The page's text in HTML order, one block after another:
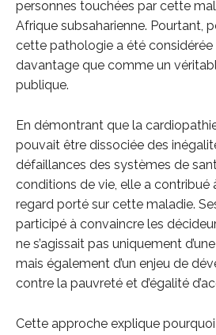
personnes touchées par cette
Afrique subsaharienne. Pourtant,
cette pathologie a été
davantage que comme un
publique.
En démontrant que la
pouvait être dissociée des
défaillances des systèmes de
conditions de vie, elle a contribué
regard porté sur cette maladie.
participé à convaincre les
ne s’agissait pas uniquement
mais également d’un enjeu de
contre la pauvreté et d’égalité
Cette approche explique